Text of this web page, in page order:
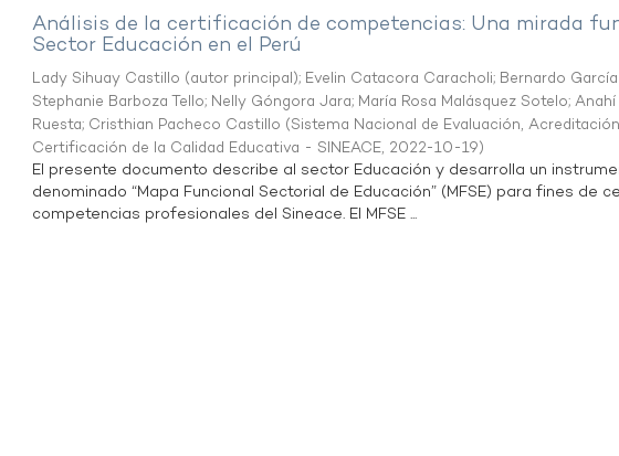
Análisis de la certificación de competencias: Una mirada
Sector Educación en el Perú
Lady Sihuay Castillo (autor principal); Evelin Catacora Caracholi; Bernardo
Stephanie Barboza Tello; Nelly Góngora Jara; María Rosa Malásquez Sotelo;
Ruesta; Cristhian Pacheco Castillo (Sistema Nacional de Evaluación,
Certificación de la Calidad Educativa - SINEACE, 2022-10-19)
El presente documento describe al sector Educación y desarrolla un
denominado “Mapa Funcional Sectorial de Educación” (MFSE) para fines de
competencias profesionales del Sineace. El MFSE ...